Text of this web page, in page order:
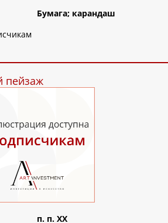
Бумага; карандаш
пейзаж
п. п. ХХ